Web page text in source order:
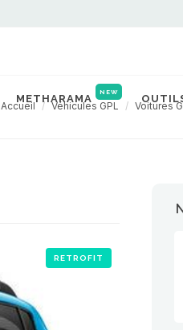
METHARAMA
NEW
Accueil Véhicules GPL Voitures
RETROFIT